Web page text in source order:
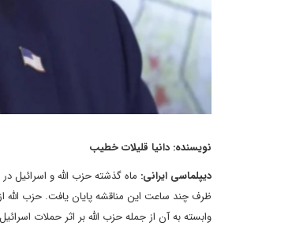
نویسنده: دانیا قلیلات خطیب
دیپلماسی ایرانی: ماه گذشته حزب الله و اسرائیل
ظرف چند ساعت این مناقشه پایان یافت. حزب الله از
وابسته به آن از جمله حزب الله بر اثر حملات